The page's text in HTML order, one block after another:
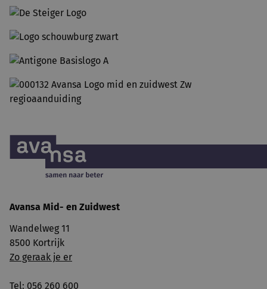
Avansa Mid- en Zuidwest
Wandelweg 11
8500 Kortrijk
Zo geraak je er
Tel: 056 260 600